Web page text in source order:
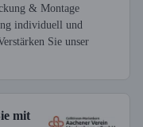
& Montage
individuell und
Sie unser
mit